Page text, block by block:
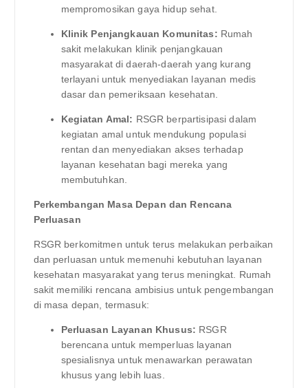
mempromosikan gaya hidup sehat.
Klinik Penjangkauan Komunitas: Rumah
sakit melakukan klinik penjangkauan
masyarakat di daerah-daerah yang kurang
terlayani untuk menyediakan layanan medis
dasar dan pemeriksaan kesehatan.
Kegiatan Amal: RSGR berpartisipasi dalam
kegiatan amal untuk mendukung populasi
rentan dan menyediakan akses terhadap
layanan kesehatan bagi mereka yang
membutuhkan.
Perkembangan Masa Depan dan Rencana
Perluasan
RSGR berkomitmen untuk terus melakukan perbaikan
dan perluasan untuk memenuhi kebutuhan layanan
kesehatan masyarakat yang terus meningkat. Rumah
sakit memiliki rencana ambisius untuk pengembangan
di masa depan, termasuk:
Perluasan Layanan Khusus: RSGR
berencana untuk memperluas layanan
spesialisnya untuk menawarkan perawatan
khusus yang lebih luas.